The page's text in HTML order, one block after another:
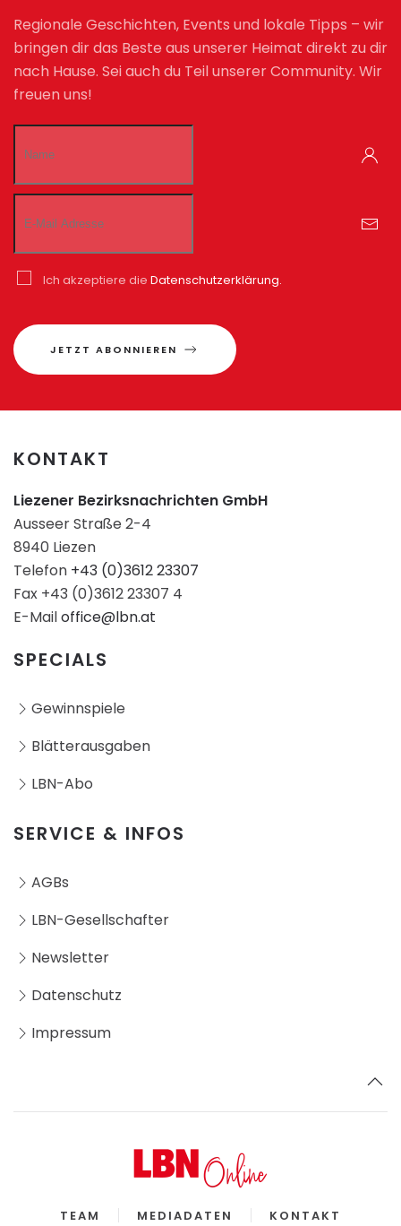
Regionale Geschichten, Events und lokale Tipps – wir
bringen dir das Beste aus unserer Heimat direkt zu dir
nach Hause. Sei auch du Teil unserer Community. Wir
freuen uns!
Ich akzeptiere die Datenschutzerklärung.
JETZT ABONNIEREN
KONTAKT
Liezener Bezirksnachrichten GmbH
Ausseer Straße 2-4
8940 Liezen
Telefon +43 (0)3612 23307
Fax +43 (0)3612 23307 4
E-Mailoffice@lbn.at
SPECIALS
Gewinnspiele
Blätterausgaben
LBN-Abo
SERVICE & INFOS
AGBs
LBN-Gesellschafter
Newsletter
Datenschutz
Impressum
TEAM MEDIADATEN KONTAKT